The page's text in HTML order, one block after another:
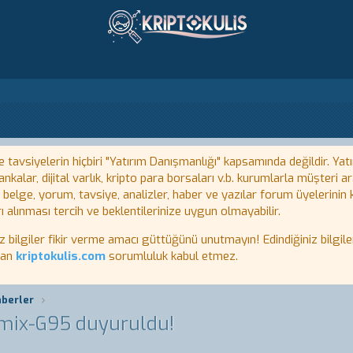
hiçbiri "Yatırım Danışmanlığı" kapsamında değildir.
dijital varlık, kripto para borsaları v.b. kurumlarla müşteri
yorum, tavsiye, analizler, haber ve yazılar forum
tercih ve beklentilerinize uygun olmayabilir.
fikir verme amacı güttüğünü unutmayın! Edindiğiniz
kriptokulis.com sorumluluk kabul etmez.
G95 duyuruldu!